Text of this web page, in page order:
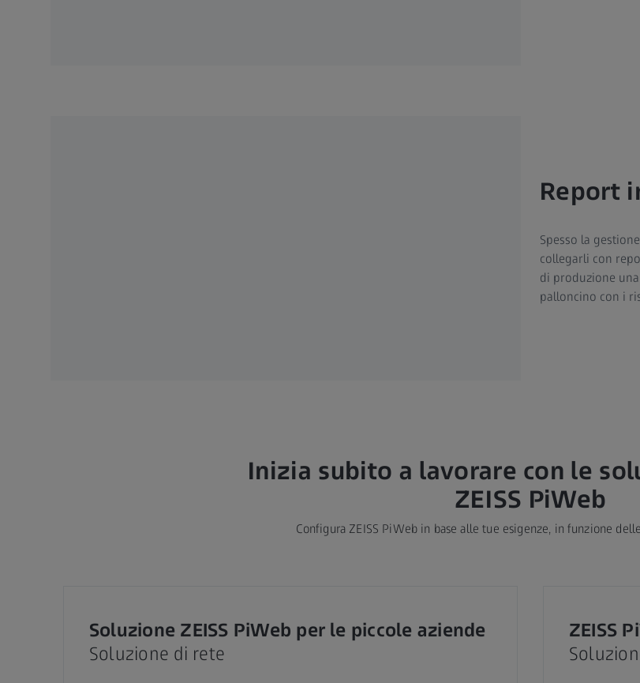
Report
Spesso la
collegarli con
di produzione
palloncino con i
Inizia subito a lavorare con le
ZEISS PiWeb
Configura ZEISS PiWeb in base alle tue esigenze, in funzione
Soluzione ZEISS PiWeb per le piccole aziende
Soluzione di rete
ZEISS